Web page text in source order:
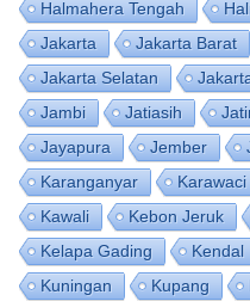
Halmahera Tengah
Jakarta
Jakarta Barat
Jakarta Selatan
Jambi
Jatiasih
Jayapura
Jember
Karanganyar
Karawaci
Kawali
Kebon Jeruk
Kelapa Gading
Kendal
Kuningan
Kupang